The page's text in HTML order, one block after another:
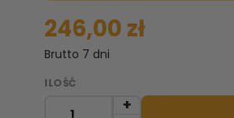
246,00 zł
Brutto 7 dni
ILOŚĆ